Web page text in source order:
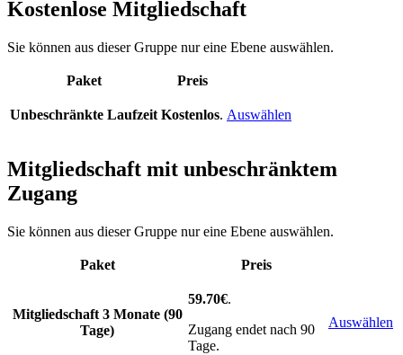
Kostenlose Mitgliedschaft
Sie können aus dieser Gruppe nur eine Ebene auswählen.
Paket Preis
Unbeschränkte Laufzeit Kostenlos. Auswählen
Mitgliedschaft mit unbeschränktem
Zugang
Sie können aus dieser Gruppe nur eine Ebene auswählen.
Paket Preis
Mitgliedschaft 3 Monate (90
Tage)
59.70€.
Zugang endet nach 90
Tage.
Auswählen